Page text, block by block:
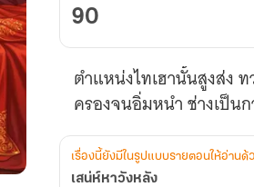
90
ตำแหน่งไทเฮานั้นสูงส่ง
ครองจนอิ่มหนำ ช่างเป็น
เรื่องนี้ยังมีในรูปแบบรายตอนให้อ่านด้
เสน่ห์หาวังหลัง